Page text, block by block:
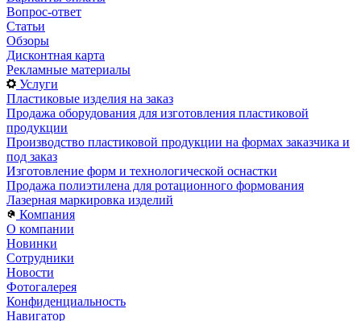
Вопрос-ответ
Статьи
Обзоры
Дисконтная карта
Рекламные материалы
Услуги
Пластиковые изделия на заказ
Продажа оборудования для изготовления пластиковой
продукции
Производство пластиковой продукции на формах заказчика и
под заказ
Изготовление форм и технологической оснастки
Продажа полиэтилена для ротационного формования
Лазерная маркировка изделий
Компания
О компании
Новинки
Сотрудники
Новости
Фотогалерея
Конфиденциальность
Навигатор